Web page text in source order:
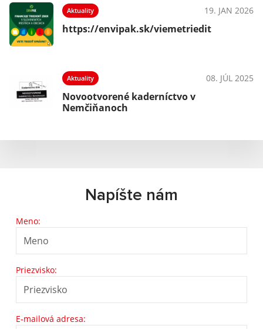
Aktuality 19. JAN 2026
https://envipak.sk/viemetriedit
Aktuality 08. JÚL 2025
Novootvorené kaderníctvo v
Nemčiňanoch
Napíšte nám
Meno:
Priezvisko:
E-mailová adresa: